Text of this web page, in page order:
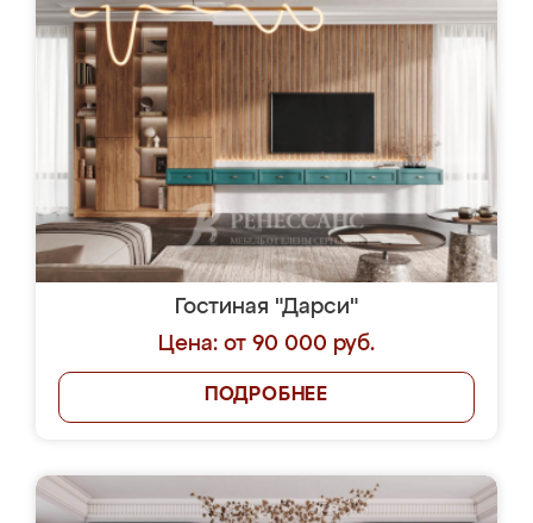
Гостиная "Дарси"
Цена: от 90 000 руб.
ПОДРОБНЕЕ